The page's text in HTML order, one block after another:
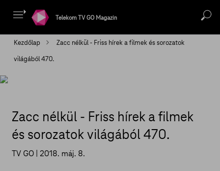
Telekom TV GO Magazin
Kezdőlap
Zacc nélkül - Friss hírek a filmek és sorozatok
világából 470.
Zacc nélkül - Friss hírek a filmek
és sorozatok világából 470.
TV GO | 2018. máj. 8.